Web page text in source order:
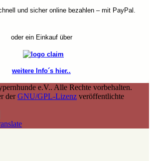
oder ein Einkauf über
weitere Info´s hier..
e.V.. Alle Rechte vorbehalten.
derGNU/GPL-Lizenz veröffentlichte